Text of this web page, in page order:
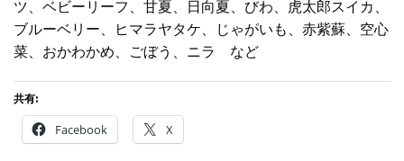
ツ、ベビーリーフ、甘夏、日向夏、びわ、虎太郎スイカ、
ブルーベリー、ヒマラヤタケ、じゃがいも、赤紫蘇、空心
菜、おかわかめ、ごぼう、ニラ など
共有:
Facebook X